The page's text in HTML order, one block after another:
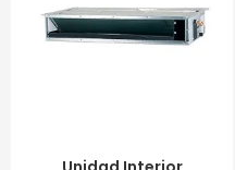
LEER MÁS